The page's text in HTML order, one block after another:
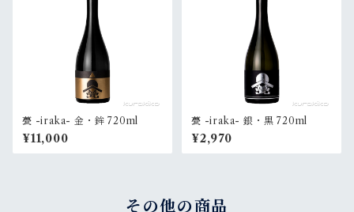
甍 -iraka- 金・鉾 720ml
¥11,000
甍 -iraka- 銀・黒 720ml
¥2,970
その他の商品